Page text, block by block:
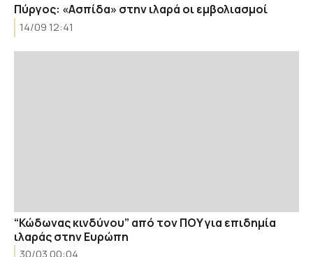
Πύργος: «Ασπίδα» στην ιλαρά οι εμβολιασμοί
14/09 12:41
“Κώδωνας κινδύνου” από τον ΠΟY για επιδημία
ιλαράς στην Ευρώπη